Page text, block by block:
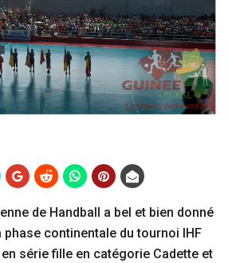
de Handball a bel et bien donné
phase continentale du tournoi IHF
série fille en catégorie Cadette et